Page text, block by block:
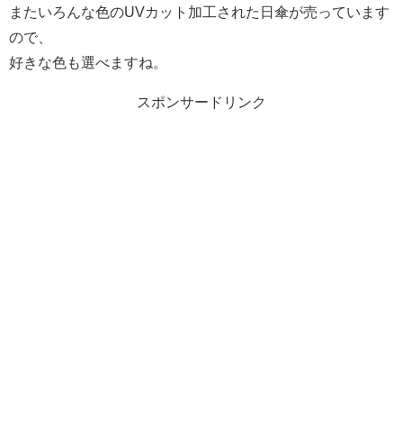
またいろんな色のUVカット加工された日傘が売っています
ので、
好きな色も選べますね。
スポンサードリンク